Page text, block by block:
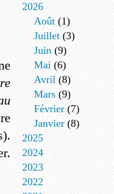
2026
Août (1)
Juillet (3)
Juin (9)
Mai (6)
Avril (8)
Mars (9)
Février (7)
Janvier (8)
2025
2024
2023
2022